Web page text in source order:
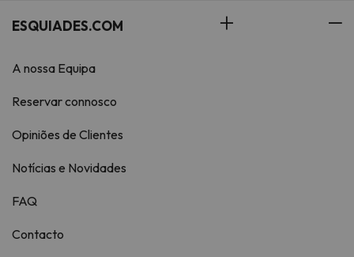
ESQUIADES.COM
A nossa Equipa
Reservar connosco
Opiniões de Clientes
Notícias e Novidades
FAQ
Contacto